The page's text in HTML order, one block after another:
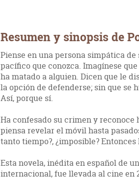
Resumen y sinopsis de
Piense en una persona simpática
pacífico que conozca. Imagínese
ha matado a alguien. Dicen que le
la opción de defenderse; sin que se
Así, porque sí.
Ha confesado su crimen y
piensa revelar el móvil hasta
tanto tiempo?, ¿imposible?
Esta novela, inédita en español de
internacional, fue llevada al cine